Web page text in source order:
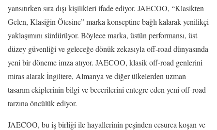
yansıtırken sıra dışı kişilikleri ifade ediyor. JAECOO, “Klasikten
Gelen, Klasiğin Ötesine” marka konseptine bağlı kalarak yenilikçi
yaklaşımını sürdürüyor. Böylece marka, üstün performansı, üst
düzey güvenliği ve geleceğe dönük zekasıyla off-road dünyasında
yeni bir döneme imza atıyor. JAECOO, klasik off-road genlerini
miras alarak İngiltere, Almanya ve diğer ülkelerden uzman
tasarım ekiplerinin bilgi ve becerilerini entegre eden yeni off-road
tarzına öncülük ediyor.
JAECOO, bu iş birliği ile hayallerinin peşinden cesurca koşan ve